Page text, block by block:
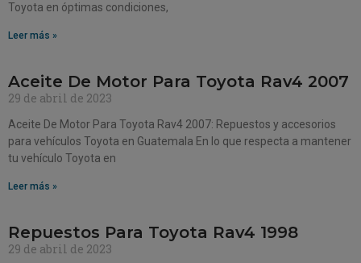
Toyota en óptimas condiciones,
Leer más »
Aceite De Motor Para Toyota Rav4 2007
29 de abril de 2023
Aceite De Motor Para Toyota Rav4 2007: Repuestos y accesorios
para vehículos Toyota en Guatemala En lo que respecta a mantener
tu vehículo Toyota en
Leer más »
Repuestos Para Toyota Rav4 1998
29 de abril de 2023